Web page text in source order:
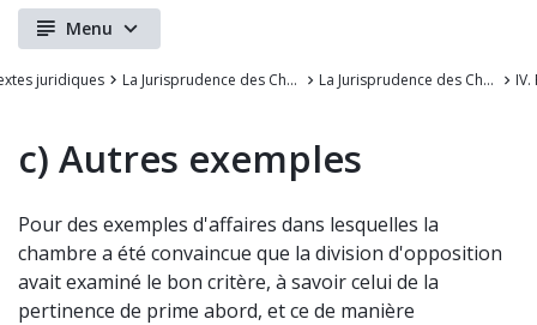
Menu
juridiques La Jurisprudence des Chambers de recours de l'OEB La Jurisprudence des Chambres de recours de l'Office européen des brevets
c) Autres exemples
Pour des exemples d'affaires dans lesquelles la
chambre a été convaincue que la division d'opposition
avait examiné le bon critère, à savoir celui de la
pertinence de prime abord, et ce de manière